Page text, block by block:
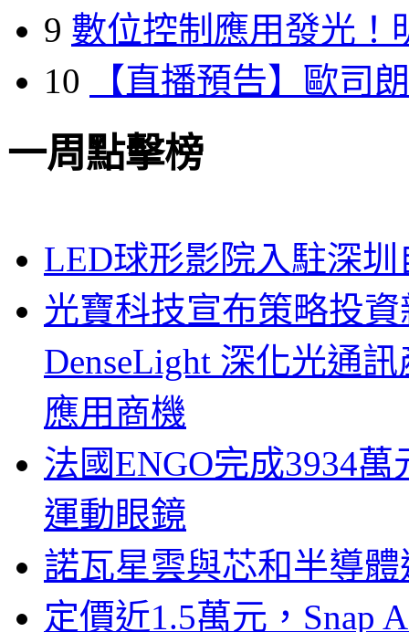
9 數位控制應用發光！
10
【直播預告】歐司
一周點擊榜
LED球形影院入駐深
光寶科技宣布策略投
DenseLight 深化光通
應用商機
法國ENGO完成3934
運動眼鏡
諾瓦星雲與芯和半導
定價近1.5萬元，Snap